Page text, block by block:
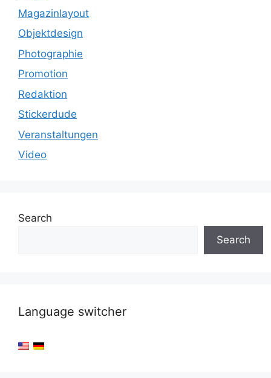
Magazinlayout
Objektdesign
Photographie
Promotion
Redaktion
Stickerdude
Veranstaltungen
Video
Search
Search
Language switcher